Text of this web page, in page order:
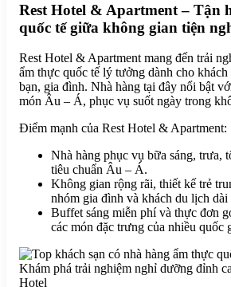
Rest Hotel & Apartment – Tận
quốc tế giữa không gian tiện
Rest Hotel & Apartment mang đến trải
ẩm thực quốc tế lý tưởng dành cho
bạn, gia đình. Nhà hàng tại đây nổi bật
món Âu – Á, phục vụ suốt ngày trong
Điểm mạnh của Rest Hotel & Apartment:
Nhà hàng phục vụ bữa sáng, trưa,
tiêu chuẩn Âu – Á.
Không gian rộng rãi, thiết kế trẻ
nhóm gia đình và khách du lịch dài
Buffet sáng miễn phí và thực đơn
các món đặc trưng của nhiều quốc